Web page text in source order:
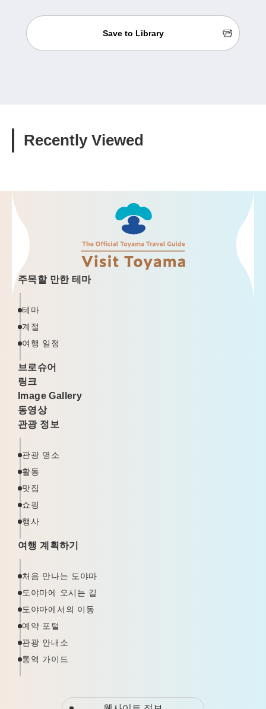
Save to Library
Recently Viewed
주목할 만한 테마
테마
계절
여행 일정
브로슈어
링크
Image Gallery
동영상
관광 정보
관광 명소
활동
맛집
쇼핑
행사
여행 계획하기
처음 만나는 도야마
도야마에 오시는 길
도야마에서의 이동
예약 포털
관광 안내소
통역 가이드